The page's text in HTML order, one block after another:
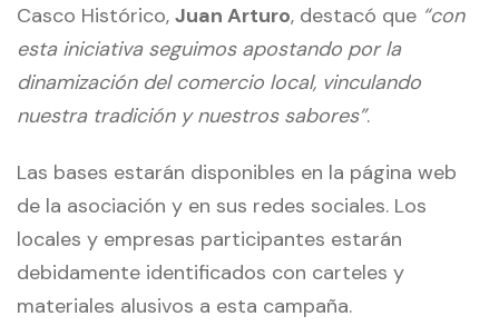
Casco Histórico, Juan Arturo, destacó que “con
esta iniciativa seguimos apostando por la
dinamización del comercio local, vinculando
nuestra tradición y nuestros sabores”.
Las bases estarán disponibles en la página web
de la asociación y en sus redes sociales. Los
locales y empresas participantes estarán
debidamente identificados con carteles y
materiales alusivos a esta campaña.